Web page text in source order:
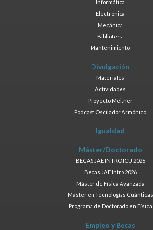
Informática
Electrónica
Mecánica
Biblioteca
Mantenimiento
Divulgación
Materiales
Actividades
Proyecto Meitner
Podcast Oscilador Armónico
Igualdad
Máster/Doctorado
BECAS JAE INTRO ICU 2026
Becas JAE Intro 2026
Máster de Física Avanzada
Máster en Tecnologías Cuánticas
Programa de Doctorado en Física
Empleo y Becas